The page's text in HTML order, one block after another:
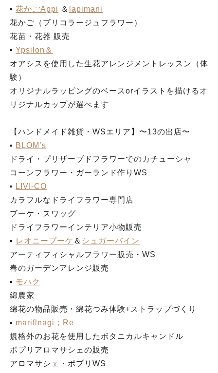
▪︎ 花かごAppi ＆ lapimani
花かご（ブリコラージュフラワー）
花苗・花器 販売
▪︎ Ypsilon＆
オアシスを使用した生花アレンジメントレッスン（体
験）
オリジナルラッピングのベースorイラストを描けるオ
リジナルカップが選べます
【ハンドメイド雑貨・WSエリア】〜13の出店〜
▪︎ BLOM’s
ドライ・プリザーブドフラワーでのカチューシャ
コーンフラワー・ガーランド作りWS
▪︎ LIVI-CO
カラフルなドライフラワー専門店
ブーケ・スワッグ
ドライフラワーインテリア小物販売
▪︎ レオニーブーケ ＆ シュガーバイン
アーティフィシャルフラワー販売・WS
春のガーデンアレンジ販売
▪︎ モハク
綿農家
綿花の物品販売・綿花つみ体験+ストラップづくり
▪︎ mariflnagi；Re
規格外のお花を使用したボタニカルキャンドル
ポプリアロマサシェの販売
アロマサシェ・ポプリWS